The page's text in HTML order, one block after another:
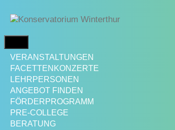
zum
VERANSTALTUNGEN
FACETTENKONZERTE
LEHRPERSONEN
ANGEBOT FINDEN
FÖRDERPROGRAMM
PRE-COLLEGE
BERATUNG